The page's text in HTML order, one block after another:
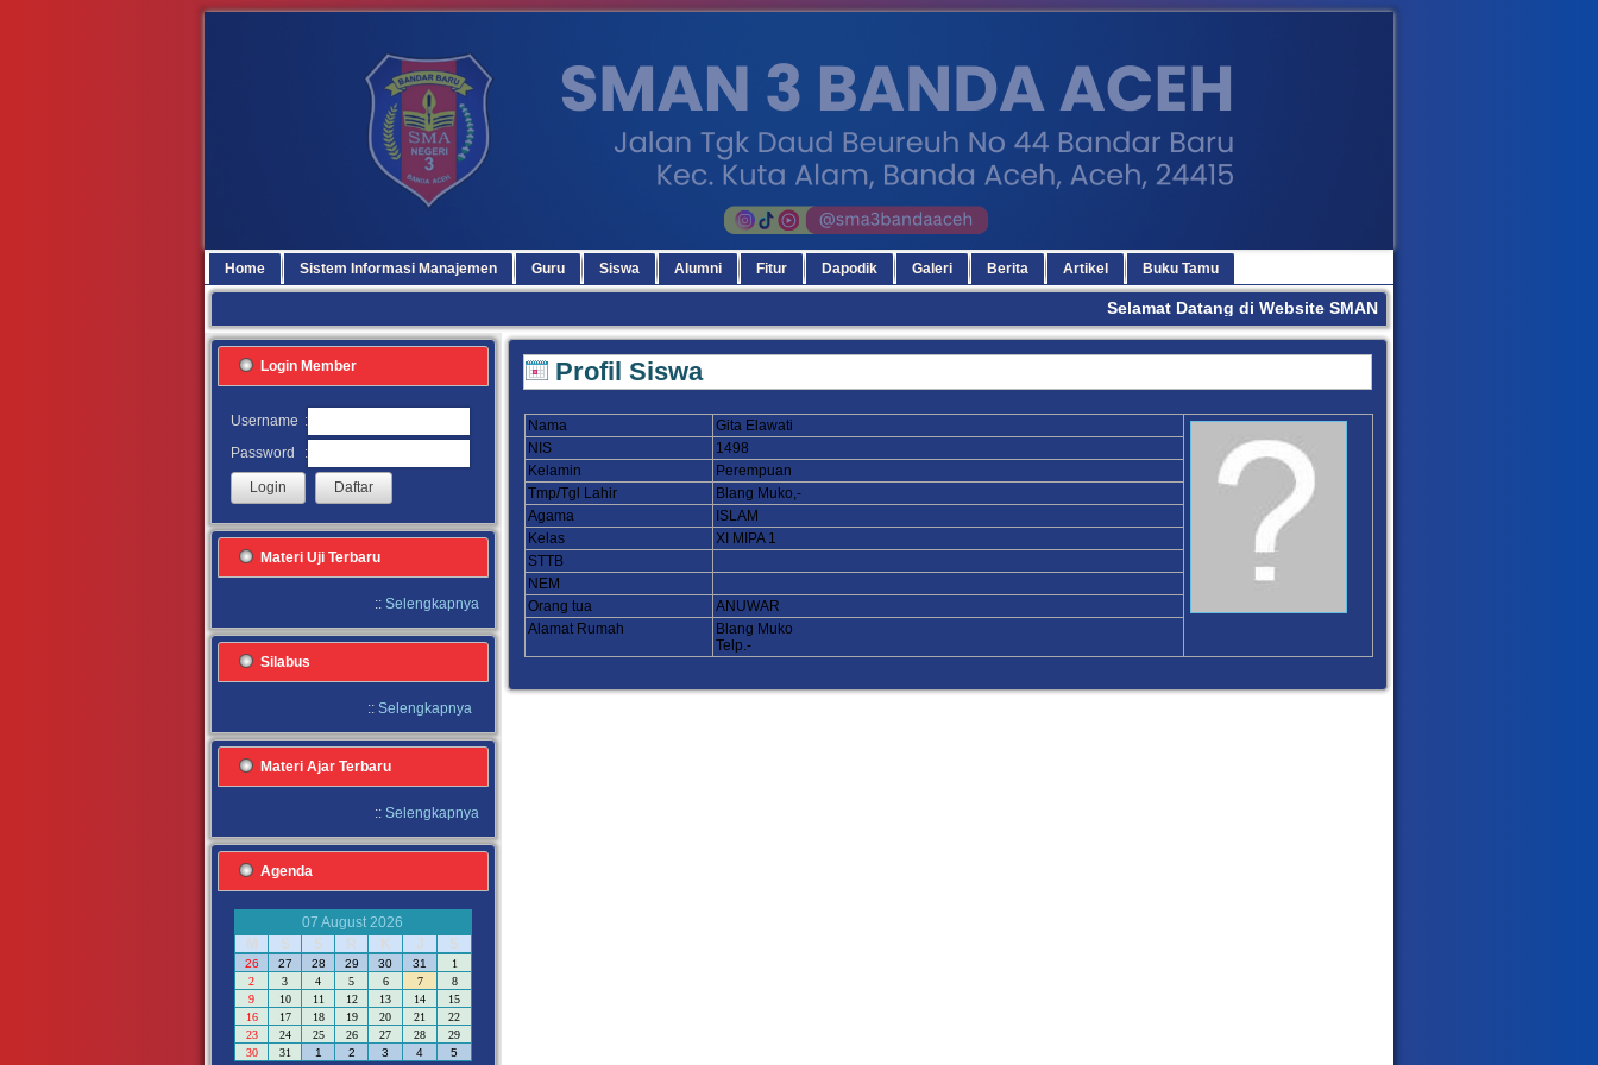
Home Sistem Informasi Manajemen Guru Siswa Alumni Fitur Dapodik Galeri Berita Artikel Buku Tamu
Selamat Datang di Website SMAN 3 BANDA ACEH. Terima
Login Member
Username :
Password
:
Materi Uji Terbaru
:: Selengkapnya
Silabus
:: Selengkapnya
Materi Ajar Terbaru
:: Selengkapnya
Agenda
07 August 2026
M
S S R K J S
26 27 28 29 30 31
1
2
3 4 5 6 7
8
9
10 11 12 13 14
15
16
17 18 19 20 21
22
23
24 25 26 27 28
29
30
31 1 2 3 4 5
Profil Siswa
Nama
Gita Elawati
NIS
1498
Kelamin
Perempuan
Tmp/Tgl Lahir
Blang Muko,-
Agama
ISLAM
Kelas
XI MIPA 1
STTB
NEM
Orang tua
ANUWAR
Alamat Rumah
Blang Muko
Telp.-